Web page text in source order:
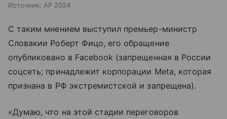
Источник: AP 2024
С таким мнением выступил премьер-министр
Словакии Роберт Фицо, его обращение
опубликовано в Facebook (запрещенная в России
соцсеть; принадлежит корпорации Meta, которая
признана в РФ экстремистской и запрещена).
«Думаю, что на этой стадии переговоров